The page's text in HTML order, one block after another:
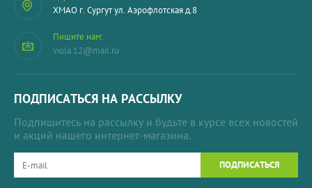
ХМАО г. Сургут ул. Аэрофлотская д.8
Пишите нам:
viola.12@mail.ru
ПОДПИСАТЬСЯ НА РАССЫЛКУ
Подпишитесь на рассылку и будьте в курсе всех новостей
и акций нашего интернет-магазина.
ПОДПИСАТЬСЯ